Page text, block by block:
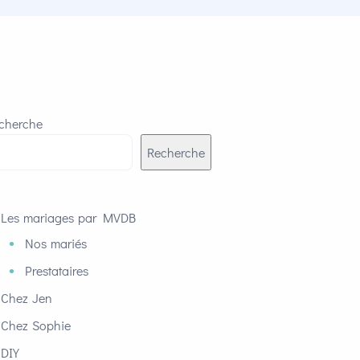
Recherche
Les mariages par MVDB
Nos mariés
Prestataires
Chez Jen
Chez Sophie
DIY